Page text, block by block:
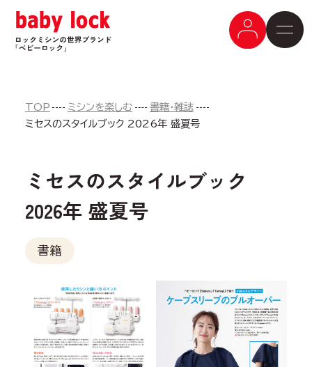
TOP ミシンを楽しむ
書籍・雑誌
ミセスのスタイルブック 2026年 盛夏号
ミセスのスタイルブック
2026年 盛夏号
書籍